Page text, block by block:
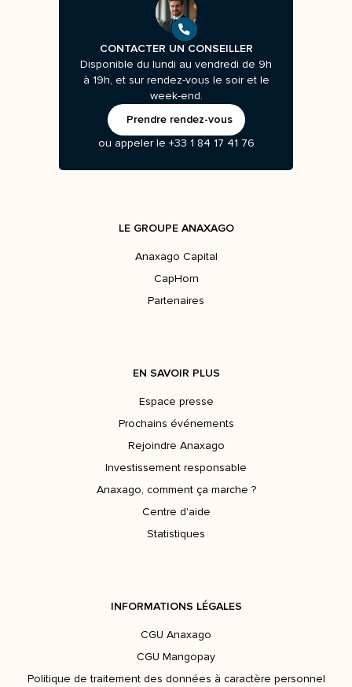
CONTACTER UN CONSEILLER
Disponible du lundi au vendredi de 9h
à 19h, et sur rendez-vous le soir et le
week-end.
Prendre rendez-vous
ou appeler le +33 1 84 17 41 76
LE GROUPE ANAXAGO
Anaxago Capital
CapHorn
Partenaires
EN SAVOIR PLUS
Espace presse
Prochains événements
Rejoindre Anaxago
Investissement responsable
Anaxago, comment ça marche ?
Centre d'aide
Statistiques
INFORMATIONS LÉGALES
CGU Anaxago
CGU Mangopay
Politique de traitement des données à caractère personnel